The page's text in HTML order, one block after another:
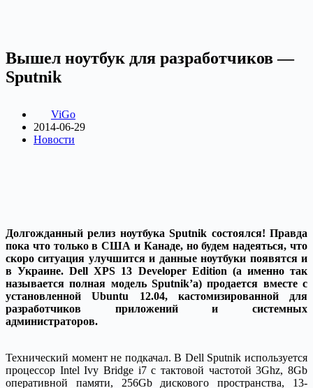
Вышел ноутбук для разработчиков —
Sputnik
ViGo
2014-06-29
Новости
Долгожданный релиз ноутбука Sputnik состоялся! Правда
пока что только в США и Канаде, но будем надеяться, что
скоро ситуация улучшится и данные ноутбуки появятся и
в Украине. Dell XPS 13 Developer Edition (а именно так
называется полная модель Sputnik’а) продается вместе с
установленной Ubuntu 12.04, кастомизированной для
разработчиков приложений и системных
администраторов.
Технический момент не подкачал. В Dell Sputnik используется
процессор Intel Ivy Bridge i7 с тактовой частотой 3Ghz, 8Gb
оперативной памяти, 256Gb дискового пространства, 13-